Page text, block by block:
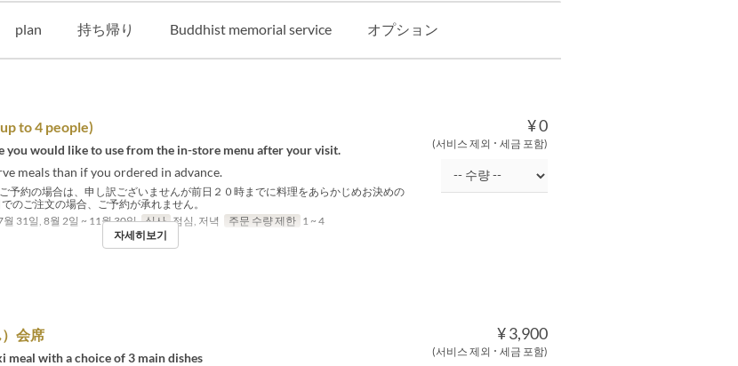
plan 持ち帰り Buddhist memorial service オプション
¥ 0
(서비스 제외 ･ 세금 포함)
to 4 people)
you would like to use from the in-store menu after your visit.
meals than if you ordered in advance.
予約の場合は、申し訳ございませんが前日２０時までに料理をあらかじめお決めの
のご注文の場合、ご予約が承れません。
월 31일, 8월 2일 ~ 11월 30일 식사 점심, 저녁 주문 수량 제한 1 ~ 4
자세히보기
¥ 3,900
(서비스 제외 ･ 세금 포함)
）会席
meal with a choice of 3 main dishes